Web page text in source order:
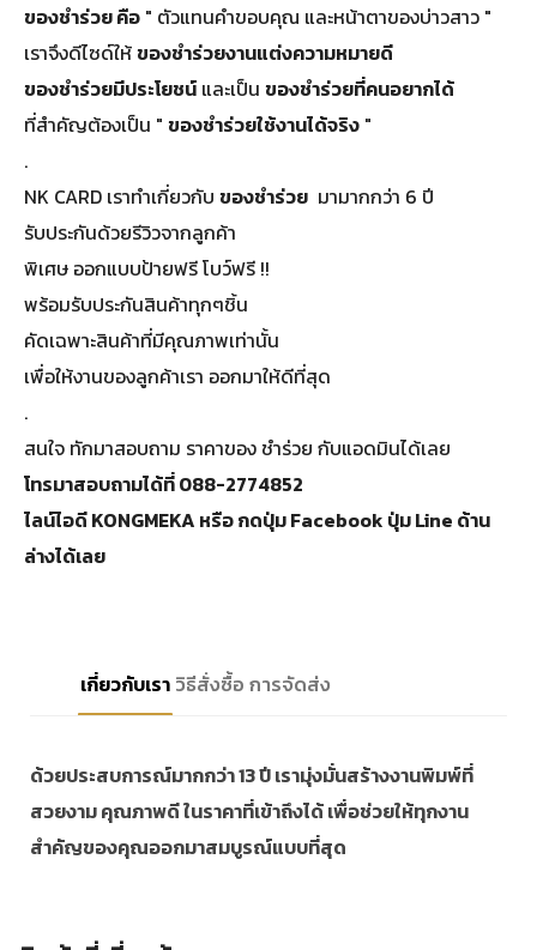
ของชําร่วย คือ " ตัวแทนคำขอบคุณ และหน้าตาของบ่าวสาว "
เราจึงดีไซด์ให้ของชําร่วยงานแต่งความหมายดี
ของชำร่วยมีประโยชน์ และเป็น ของชำร่วยที่คนอยากได้
ที่สำคัญต้องเป็น " ของชําร่วยใช้งานได้จริง "
.
NK CARD เราทำเกี่ยวกับ ของชําร่วย มามากกว่า 6 ปี
รับประกันด้วยรีวิวจากลูกค้า
พิเศษ ออกแบบป้ายฟรี โบว์ฟรี !!
พร้อมรับประกันสินค้าทุกๆชิ้น
คัดเฉพาะสินค้าที่มีคุณภาพเท่านั้น
เพื่อให้งานของลูกค้าเรา ออกมาให้ดีที่สุด
.
สนใจ ทักมาสอบถาม ราคาของ ชำร่วย กับแอดมินได้เลย
โทรมาสอบถามได้ที่ 088-2774852
ไลน์ไอดี KONGMEKA หรือ กดปุ่ม Facebook ปุ่ม Line ด้าน
ล่างได้เลย
เกี่ยวกับเรา วิธีสั่งซื้อ การจัดส่ง
ด้วยประสบการณ์มากกว่า 13 ปี เรามุ่งมั่นสร้างงานพิมพ์ที่
สวยงาม คุณภาพดี ในราคาที่เข้าถึงได้ เพื่อช่วยให้ทุกงาน
สำคัญของคุณออกมาสมบูรณ์แบบที่สุด